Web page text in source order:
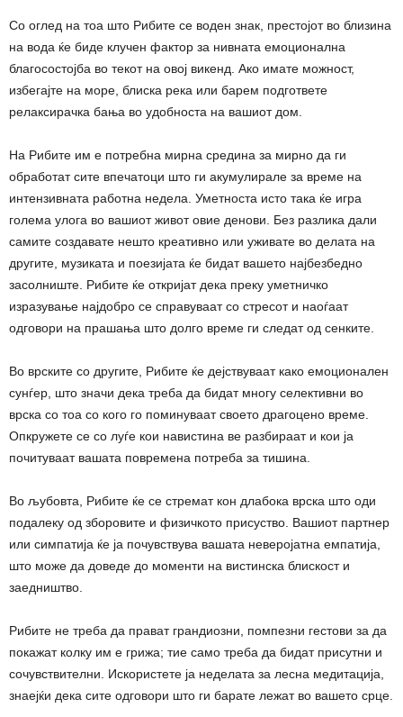
Со оглед на тоа што Рибите се воден знак, престојот во близина
на вода ќе биде клучен фактор за нивната емоционална
благосостојба во текот на овој викенд. Ако имате можност,
избегајте на море, блиска река или барем подгответе
релаксирачка бања во удобноста на вашиот дом.
На Рибите им е потребна мирна средина за мирно да ги
обработат сите впечатоци што ги акумулирале за време на
интензивната работна недела. Уметноста исто така ќе игра
голема улога во вашиот живот овие денови. Без разлика дали
самите создавате нешто креативно или уживате во делата на
другите, музиката и поезијата ќе бидат вашето најбезбедно
засолниште. Рибите ќе откријат дека преку уметничко
изразување најдобро се справуваат со стресот и наоѓаат
одговори на прашања што долго време ги следат од сенките.
Во врските со другите, Рибите ќе дејствуваат како емоционален
сунѓер, што значи дека треба да бидат многу селективни во
врска со тоа со кого го поминуваат своето драгоцено време.
Опкружете се со луѓе кои навистина ве разбираат и кои ја
почитуваат вашата повремена потреба за тишина.
Во љубовта, Рибите ќе се стремат кон длабока врска што оди
подалеку од зборовите и физичкото присуство. Вашиот партнер
или симпатија ќе ја почувствува вашата неверојатна емпатија,
што може да доведе до моменти на вистинска блискост и
заедништво.
Рибите не треба да прават грандиозни, помпезни гестови за да
покажат колку им е грижа; тие само треба да бидат присутни и
сочувствителни. Искористете ја неделата за лесна медитација,
знаејќи дека сите одговори што ги барате лежат во вашето срце.